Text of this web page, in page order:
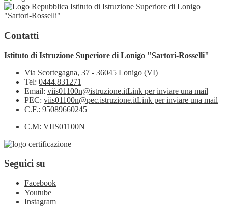
Istituto di Istruzione Superiore di Lonigo
"Sartori-Rosselli"
Contatti
Istituto di Istruzione Superiore di Lonigo "Sartori-Rosselli"
Via Scortegagna, 37 - 36045 Lonigo (VI)
Tel: 0444.831271
Email: viis01100n@istruzione.itLink per inviare una mail
PEC: viis01100n@pec.istruzione.itLink per inviare una mail
C.F.: 95089660245
C.M: VIIS01100N
Seguici su
Facebook
Youtube
Instagram